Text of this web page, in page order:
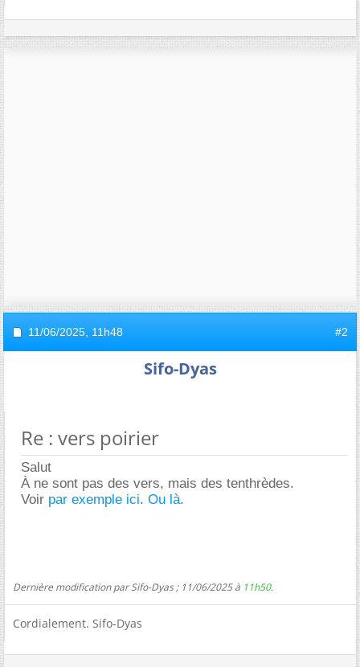
11/06/2025, 11h48 #2
Sifo-Dyas
Re : vers poirier
Salut
À ne sont pas des vers, mais des tenthrèdes.
Voir par exemple ici. Ou là.
Dernière modification par Sifo-Dyas ; 11/06/2025 à 11h50.
Cordialement. Sifo-Dyas